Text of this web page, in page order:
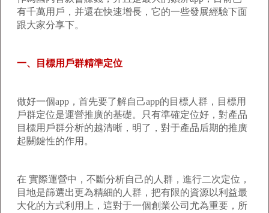
有千萬用戶，并還在快速增長，它的一些發展經驗下面
跟大家分享下。
一、目標用戶群精準定位
做好一個app，首先要了解自己app的目標人群，目標用
戶群定位是運營推廣的基礎。只有準確定位好，對產品
目標用戶群分析的越清晰，明了，對于產品后期的推廣
起關鍵性的作用。
在 實際運營中，不斷分析自己的人群，進行二次定位，
目地是篩選出更為精細的人群，把有限的資源以利益最
大化的方式利用上，這對于一個創業公司尤為重要，所